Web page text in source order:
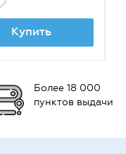
Купить
Более 18 000
пунктов выдачи